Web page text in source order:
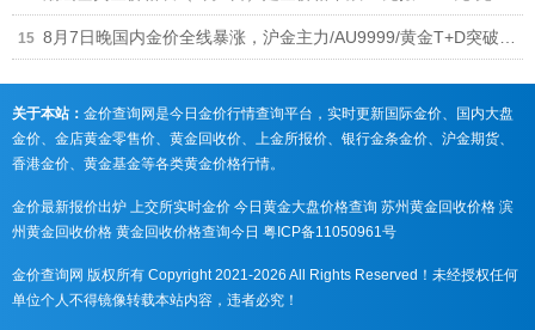
关于本站： 金价查询网是今日金价行情查询平台，实时更新国际金价、国内大盘
金价、金店黄金零售价、黄金回收价、上金所报价、银行金条金价、沪金期货、
香港金价、黄金基金等各类黄金价格行情。
金价最新报价出炉 上交所实时金价 今日黄金大盘价格查询 苏州黄金回收价格 滨
州黄金回收价格 黄金回收价格查询今日 粤ICP备11050961号
金价查询网 版权所有 Copyright 2021-2026 All Rights Reserved！未经授权任何
单位个人不得镜像转载本站内容，违者必究！